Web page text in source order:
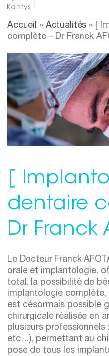
Accueil » Actualités »
[
complète – Dr Franck
[
dentaire
Dr Franck
Le Docteur Franck
orale et implantologie,
total, la possibilité de
implantologie complète,
est désormais possible
chirurgicale réalisée en
plusieurs
etc…), permettant au
pose de tous les